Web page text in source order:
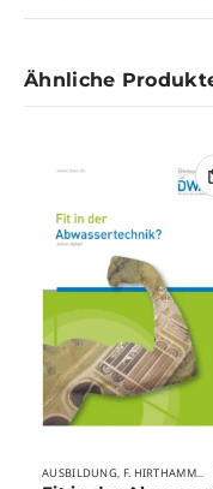
Ähnliche
WEITERBILDUNG
AUSBILDUNG, F. HIRTHAMMER/DWA VERLAG